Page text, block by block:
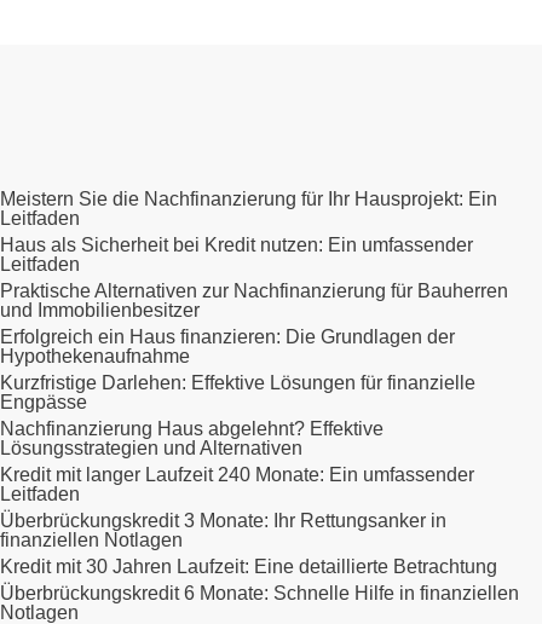
Meistern Sie die Nachfinanzierung für Ihr Hausprojekt: Ein
Leitfaden
Haus als Sicherheit bei Kredit nutzen: Ein umfassender
Leitfaden
Praktische Alternativen zur Nachfinanzierung für Bauherren
und Immobilienbesitzer
Erfolgreich ein Haus finanzieren: Die Grundlagen der
Hypothekenaufnahme
Kurzfristige Darlehen: Effektive Lösungen für finanzielle
Engpässe
Nachfinanzierung Haus abgelehnt? Effektive
Lösungsstrategien und Alternativen
Kredit mit langer Laufzeit 240 Monate: Ein umfassender
Leitfaden
Überbrückungskredit 3 Monate: Ihr Rettungsanker in
finanziellen Notlagen
Kredit mit 30 Jahren Laufzeit: Eine detaillierte Betrachtung
Überbrückungskredit 6 Monate: Schnelle Hilfe in finanziellen
Notlagen